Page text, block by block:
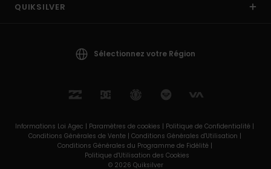
QUIKSILVER
Sélectionnez votre Région
Informations Loi Agec | Paramètres de cookies | Politique de Confidentialité |
Conditions Générales de Vente | Conditions Générales d'Utilisation |
Conditions Générales du Programme de Fidélité |
Politique d'Utilisation des Cookies
© 2026 Quiksilver